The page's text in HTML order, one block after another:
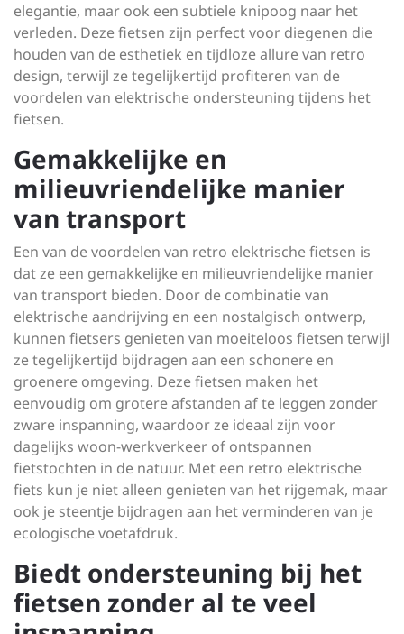
elegantie, maar ook een subtiele knipoog naar het
verleden. Deze fietsen zijn perfect voor diegenen die
houden van de esthetiek en tijdloze allure van retro
design, terwijl ze tegelijkertijd profiteren van de
voordelen van elektrische ondersteuning tijdens het
fietsen.
Gemakkelijke en
milieuvriendelijke manier
van transport
Een van de voordelen van retro elektrische fietsen is
dat ze een gemakkelijke en milieuvriendelijke manier
van transport bieden. Door de combinatie van
elektrische aandrijving en een nostalgisch ontwerp,
kunnen fietsers genieten van moeiteloos fietsen terwijl
ze tegelijkertijd bijdragen aan een schonere en
groenere omgeving. Deze fietsen maken het
eenvoudig om grotere afstanden af te leggen zonder
zware inspanning, waardoor ze ideaal zijn voor
dagelijks woon-werkverkeer of ontspannen
fietstochten in de natuur. Met een retro elektrische
fiets kun je niet alleen genieten van het rijgemak, maar
ook je steentje bijdragen aan het verminderen van je
ecologische voetafdruk.
Biedt ondersteuning bij het
fietsen zonder al te veel